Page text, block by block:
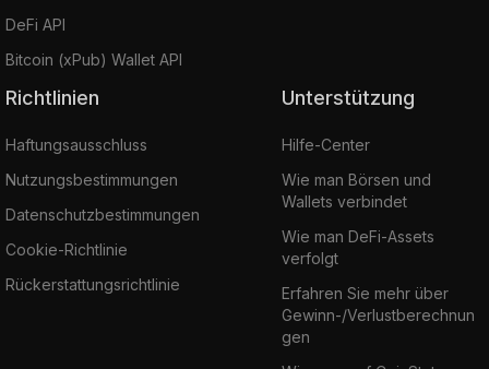
DeFi API
Bitcoin (xPub) Wallet API
Richtlinien
Haftungsausschluss
Nutzungsbestimmungen
Datenschutzbestimmungen
Cookie-Richtlinie
Rückerstattungsrichtlinie
Unterstützung
Hilfe-Center
Wie man Börsen und
Wallets verbindet
Wie man DeFi-Assets
verfolgt
Erfahren Sie mehr über
Gewinn-/Verlustberechnun
gen